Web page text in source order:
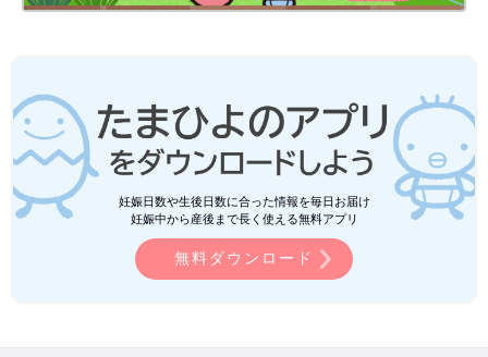
妊娠日数や生後日数に合った情報を毎日お届け
妊娠中から産後まで長く使える無料アプリ
無料ダウンロード